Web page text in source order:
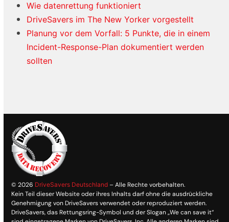
Wie datenrettung funktioniert
DriveSavers im The New Yorker vorgestellt
Planung vor dem Vorfall: 5 Punkte, die in einem
Incident-Response-Plan dokumentiert werden
sollten
© 2026 DriveSavers Deutschland – Alle Rechte vorbehalten.
Kein Teil dieser Website oder ihres Inhalts darf ohne die ausdrückliche
Genehmigung von DriveSavers verwendet oder reproduziert werden.
DriveSavers, das Rettungsring-Symbol und der Slogan „We can save it“